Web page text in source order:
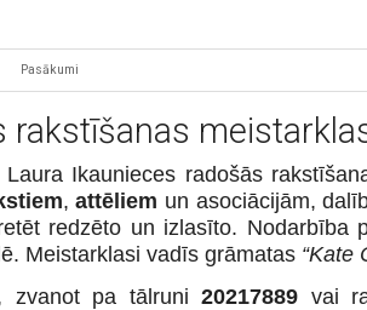
Pasākumi
rakstīšanas
Laura Ikaunieces radošās
,attēliem un asociācijām,
redzēto un izlasīto.
Meistarklasi vadīs grāmatas “Kate
zvanot pa tālruni20217889 vai